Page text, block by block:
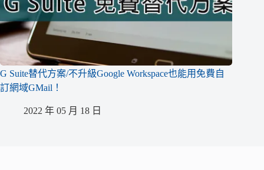
G Suite替代方案/不升級Google Workspace也能用免費自
訂網域GMail！
2022 年 05 月 18 日